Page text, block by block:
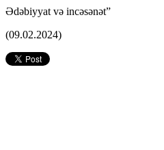
Ədəbiyyat və incəsənət”
(09.02.2024)